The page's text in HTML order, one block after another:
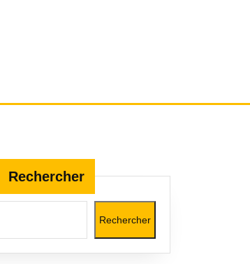
Rechercher
Rechercher